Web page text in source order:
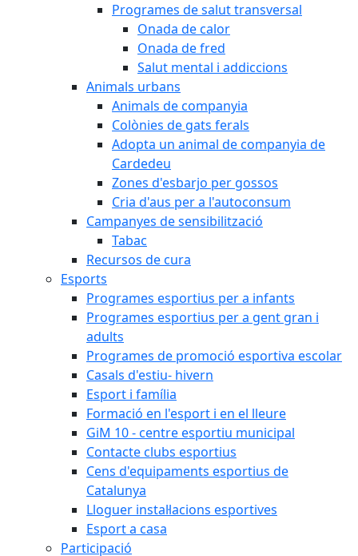
Programes de salut transversal
Onada de calor
Onada de fred
Salut mental i addiccions
Animals urbans
Animals de companyia
Colònies de gats ferals
Adopta un animal de companyia de
Cardedeu
Zones d'esbarjo per gossos
Cria d'aus per a l'autoconsum
Campanyes de sensibilització
Tabac
Recursos de cura
Esports
Programes esportius per a infants
Programes esportius per a gent gran i
adults
Programes de promoció esportiva escolar
Casals d'estiu- hivern
Esport i família
Formació en l'esport i en el lleure
GiM 10 - centre esportiu municipal
Contacte clubs esportius
Cens d'equipaments esportius de
Catalunya
Lloguer instal·lacions esportives
Esport a casa
Participació